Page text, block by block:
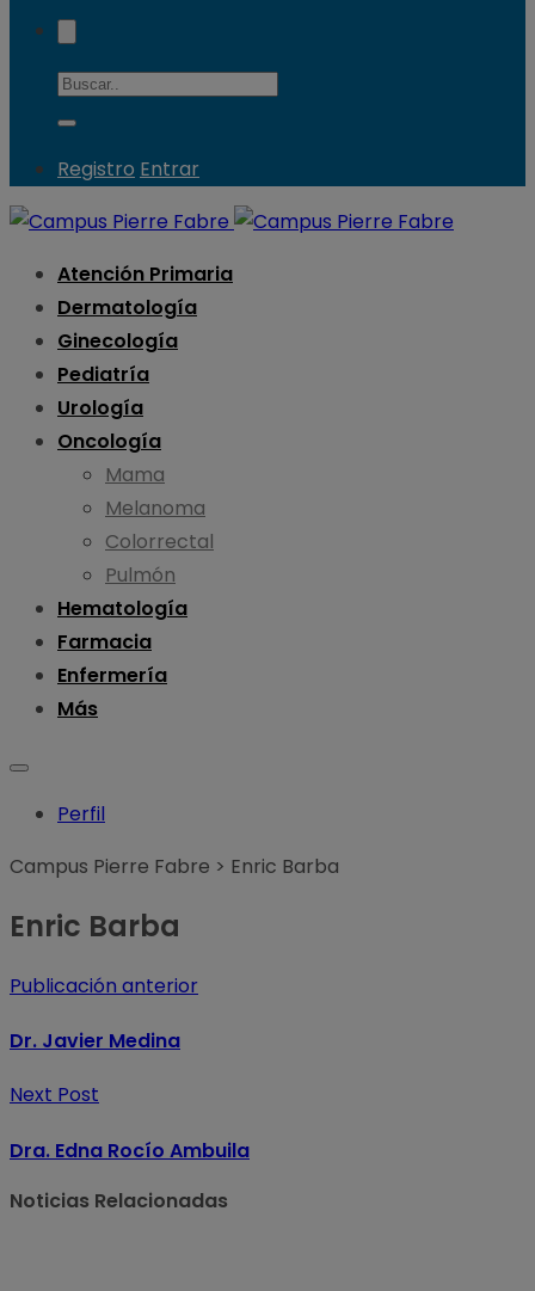
Registro Entrar
Atención Primaria
Dermatología
Ginecología
Pediatría
Urología
Oncología
Mama
Melanoma
Colorrectal
Pulmón
Hematología
Farmacia
Enfermería
Más
Perfil
Campus Pierre Fabre > Enric Barba
Enric Barba
Publicación anterior
Dr. Javier Medina
Next Post
Dra. Edna Rocío Ambuila
Noticias Relacionadas